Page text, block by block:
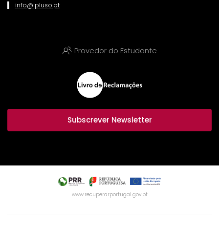
info@ipluso.pt
Provedor do Estudante
Subscrever Newsletter
www.recuperarportugal.gov.pt